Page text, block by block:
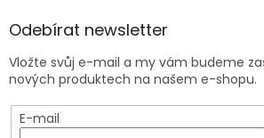
Odebírat newsletter
Vložte svůj e-mail a my vám budeme
nových produktech na našem e-shopu.
E-mail